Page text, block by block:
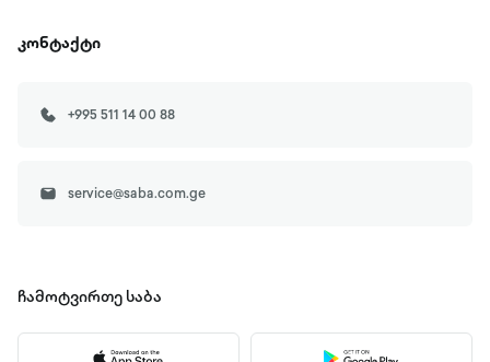
კონტაქტი
+995 511 14 00 88
service@saba.com.ge
ჩამოტვირთე საბა